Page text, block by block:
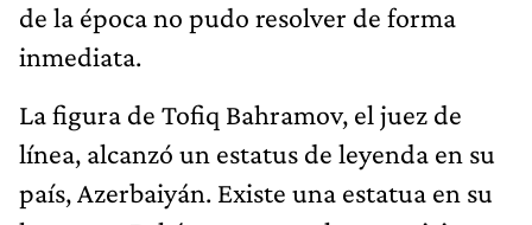
de la época no pudo resolver de forma
inmediata.
La figura de Tofiq Bahramov, el juez de
línea, alcanzó un estatus de leyenda en su
país, Azerbaiyán. Existe una estatua en su